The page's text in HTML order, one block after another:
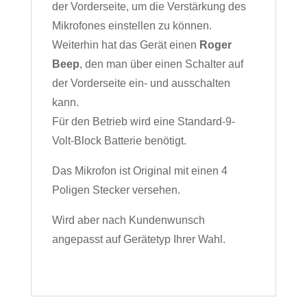
der Vorderseite, um die Verstärkung des
Mikrofones einstellen zu können.
Weiterhin hat das Gerät einen Roger
Beep, den man über einen Schalter auf
der Vorderseite ein- und ausschalten
kann.
Für den Betrieb wird eine Standard-9-
Volt-Block Batterie benötigt.
Das Mikrofon ist Original mit einen 4
Poligen Stecker versehen.
Wird aber nach Kundenwunsch
angepasst auf Gerätetyp Ihrer Wahl.